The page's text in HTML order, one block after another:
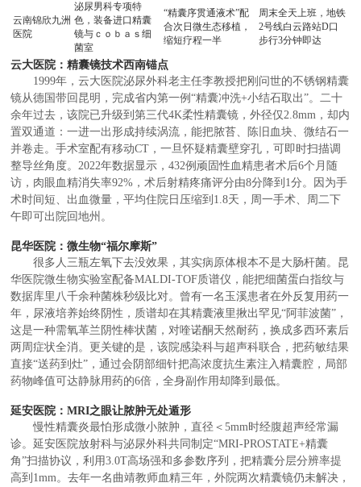
云南锦欣九洲
医院
泌尿男科专项特
色，装备进口精囊
镜与ｃｏｂａｓ细
菌室
“精囊序贯通液术”配
合次日微生态移植，
缩短疗程一半
周末全天上班，地铁
2号线白云路站D口
步行3分钟即达
云大医院：精囊镜技术西南锚点
1999年，云大医院泌尿外科老主任李教授把刚问世的不锈钢精囊
镜从德国带回昆明，完成省内第一例“精囊冲洗+小结石取出”。二十
余年过去，该院已升级到第三代4K柔性精囊镜，外径仅2.8mm，却内
置双通道：一进一出形成持续涡流，能把脓苔、陈旧血块、微结石一
并卷走。手术室配有移动CT，一旦怀疑精囊壁穿孔，可即时扫描调
整导丝角度。2022年数据显示，432例顽固性血精患者术后6个月随
访，肉眼血精消失率92%，术后射精疼痛评分由8分降到1分。因为手
术时间短、出血微量，平均住院日压缩到1.8天，周一手术、周二下
午即可出院回地州。
昆华医院：微生物“福尔摩斯”
很多人三瓶左氧下去没效果，其实病原体根本不是大肠杆菌。昆
华医院微生物实验室配备MALDI-TOF质谱仪，能把细菌蛋白指纹与
数据库里八千余种菌株秒级比对。曾有一名玉溪患者在外反复用药一
年，尿液培养始终阴性，质谱却在其精囊液里揪出罕见“阿菲波菌”，
这是一种需氧革兰阴性棒状菌，对喹诺酮天然耐药，换成多西环素后
两周症状全消。更关键的是，该院感染科与超声科联合，把药敏结果
直接“送药到灶”，通过会阴部细针把高浓度抗生素注入精囊腔，局部
药物峰值可达静脉用药的6倍，全身副作用却降到最低。
延安医院：MRI之眼让脓肿无处遁形
慢性精囊炎最怕形成微小脓肿，直径＜5mm时经腹超声经常漏
诊。延安医院放射科与泌尿外科共同制定“MRI-PROSTATE+精囊
角”扫描协议，利用3.0T高场强和多参数序列，把精囊分层分辨率提
高到1mm。去年一名曲靖教师血精三年，外院两次精囊镜仍未解决，